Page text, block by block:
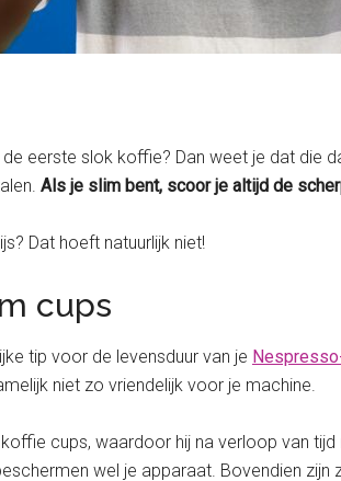
eerste slok koffie? Dan weet je dat die
Als je slim bent, scoor je altijd de
Dat hoeft natuurlijk niet!
cups
tip voor de levensduur van je
niet zo vriendelijk voor je machine.
cups, waardoor hij na verloop van
wel je apparaat. Bovendien zijn